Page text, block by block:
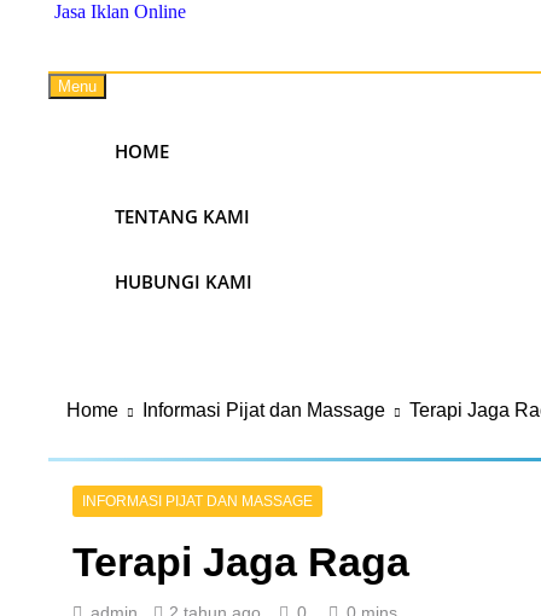
Jasa Iklan Online
Menu
HOME
TENTANG KAMI
HUBUNGI KAMI
Home Informasi Pijat dan Massage Terapi Jaga
INFORMASI PIJAT DAN MASSAGE
Terapi Jaga Raga
admin 2 tahun ago 0 0 mins